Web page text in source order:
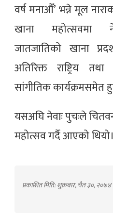
वर्ष मनाऔँ’ भन्ने मूल
खाना महोत्सवमा
जातजातिको खाना
अतिरिक्त राष्ट्रिय
सांगीतिक कार्यक्रमसमेत
यसअघि नेवाः पुचःले
महोत्सव गर्दै आएको
प्रकाशित मिति: शुक्रबार, चैत ३०, २०७४